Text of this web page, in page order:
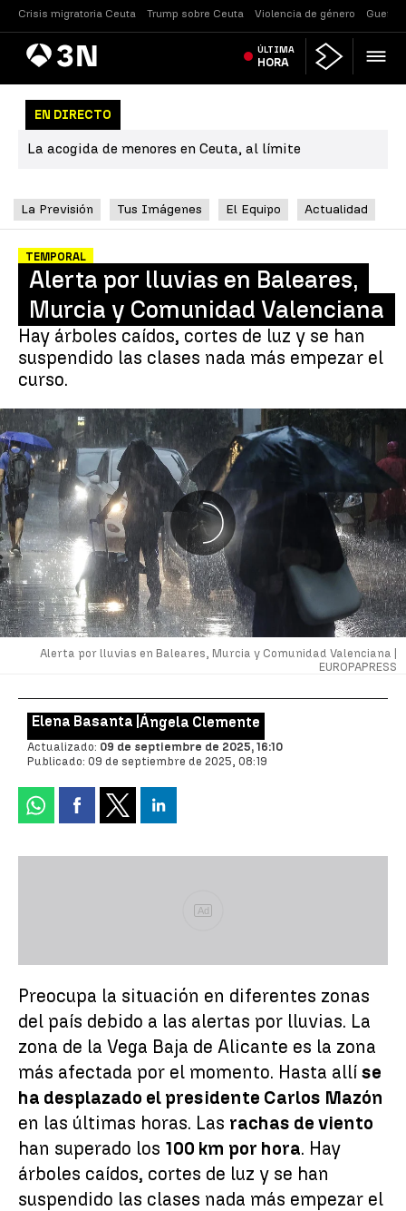
Crisis migratoria Ceuta Trump sobre Ceuta Violencia de género Guerra
AntenaNoticias ÚLTIMA
HORA
EN DIRECTO
La acogida de menores en Ceuta, al límite
La Previsión Tus Imágenes El Equipo Actualidad
TEMPORAL
Alerta por lluvias en Baleares,
Murcia y Comunidad Valenciana
Hay árboles caídos, cortes de luz y se han
suspendido las clases nada más empezar el
curso.
Alerta por lluvias en Baleares, Murcia y Comunidad Valenciana |
EUROPAPRESS
Elena Basanta | Ángela Clemente
Actualizado: 09 de septiembre de 2025, 16:10
Publicado: 09 de septiembre de 2025, 08:19
Ad
Preocupa la situación en diferentes zonas
del país debido a las alertas por lluvias. La
zona de la Vega Baja de Alicante es la zona
más afectada por el momento. Hasta allí se
ha desplazado el presidente Carlos Mazón
en las últimas horas. Las rachas de viento
han superado los 100 km por hora. Hay
árboles caídos, cortes de luz y se han
suspendido las clases nada más empezar el